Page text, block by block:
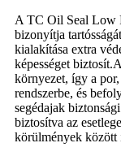
A TC Oil Seal Low
bizonyítja
kialakítása extra
képességet
környezet, így a por,
rendszerbe, és
segédajak
biztosítva az
körülmények között